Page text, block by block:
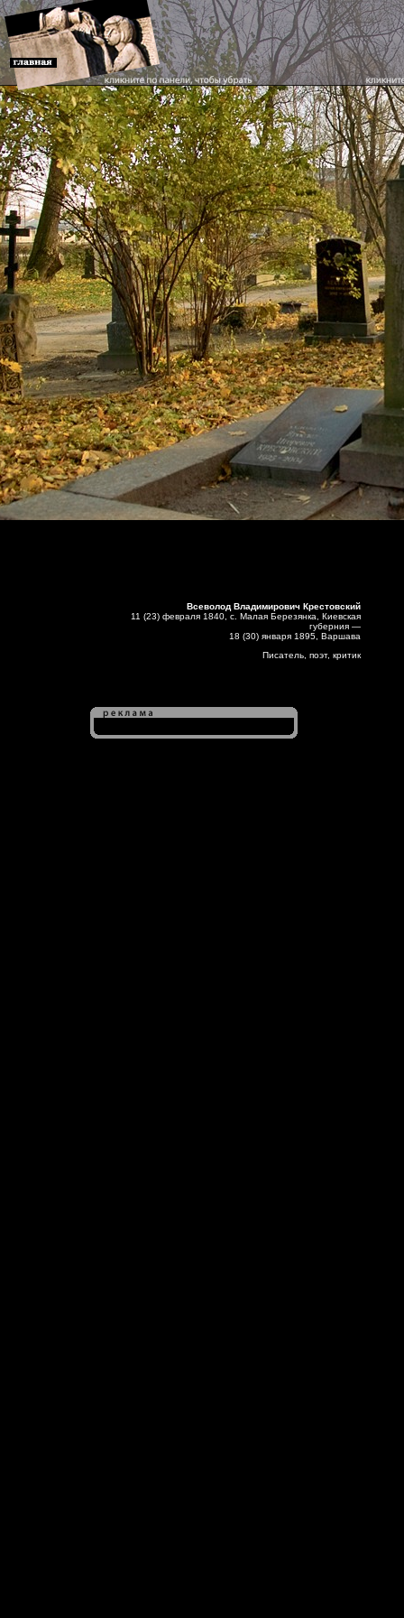
Всеволод Владимирович Крестовский
11 (23) февраля 1840, с. Малая Березянка, Киевская
губерния —
18 (30) января 1895, Варшава
Писатель, поэт, критик